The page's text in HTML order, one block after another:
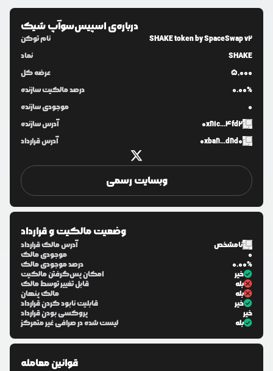
درباره‌یاسپیس‌سوآپ شیک
نام توکن
SHAKE token by SpaceSwap v2
نماد
SHAKE
عرضه کل
5,000
درصد مالکیت سازنده
0.00%
موجودی سازنده
0
آدرس سازنده
0x81c...4fd2
آدرس قرارداد
0xba8...d8d0
وبسایت رسمی
وضعیت مالکیت و قرارداد
آدرس مالک قرارداد
نامشخص
موجودی مالک
0
درصد موجودی مالک
0.00%
امکان پس‌گرفتن مالکیت
خیر
قابل تغییر توسط مالک
بله
مالک پنهان
بله
قابلیت نابود کردن قرارداد
خیر
پروکسی بودن قرارداد
خیر
لیست شده در صرافی غیر متمرکز
بله
قوانین معامله